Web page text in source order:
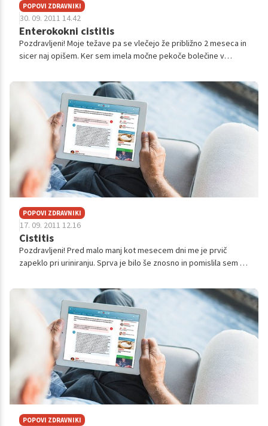
POPOVI ZDRAVNIKI
30. 09. 2011 14.42
Enterokokni cistitis
Pozdravljeni! Moje težave pa se vlečejo že približno 2 meseca in
sicer naj opišem. Ker sem imela močne pekoče bolečine v
in takoj obiščem ...
POPOVI ZDRAVNIKI
17. 09. 2011 12.16
Cistitis
Pozdravljeni! Pred malo manj kot mesecem dni me je prvič
zapeklo pri uriniranju. Sprva je bilo še znosno in pomislila sem na
povsem izpraz...
POPOVI ZDRAVNIKI